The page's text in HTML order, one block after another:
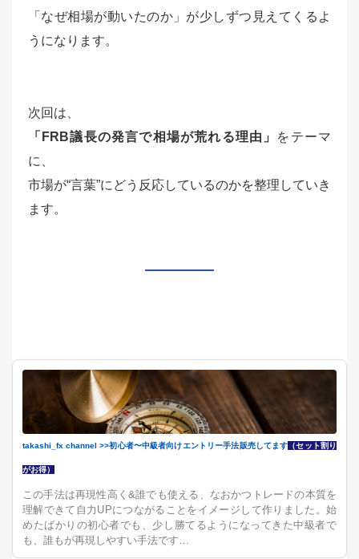
「なぜ相場が動いたのか」が少しずつ見えてくるよ
うになります。
次回は、
「FRB議長の発言で相場が荒れる理由」 をテーマ
に、
市場が“言葉”にどう反応しているのかを整理していき
ます。
takashi_fx channel >>初心者〜中級者向けエントリー手法販売してます （セット割り
がお得）
この手法は再現性高く&誰でも使える、なおかつトレードの本質を
理解できて自力UPにつながることをイメージして作りました。始
めたばかりの初心者でも、少し勝てるようになってきた中級者で
も、誰もが再現しやすい手法です…